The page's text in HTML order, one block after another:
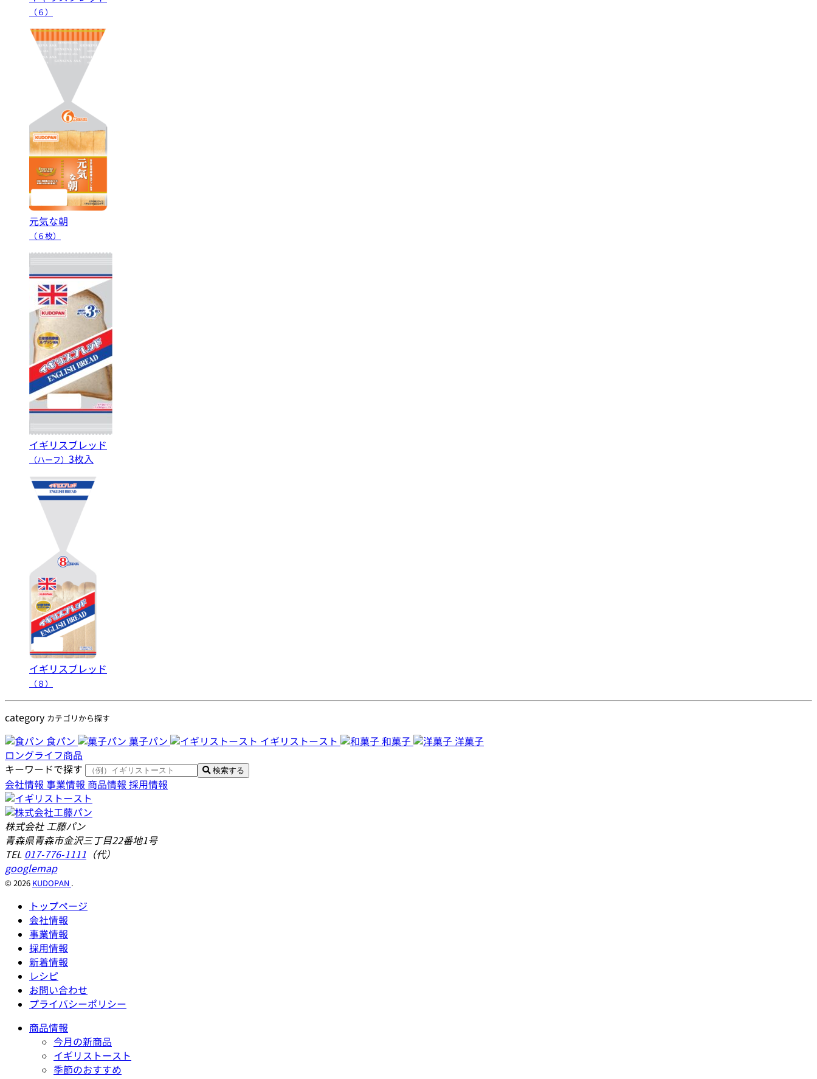
（６）
元気な朝
（６枚）
イギリスブレッド
（ハーフ） 3枚入
イギリスブレッド
（８）
category カテゴリから探す
食パン 菓子パン イギリストースト 和菓子
洋菓子
ロングライフ商品
キーワードで探す
検索する
会社情報 事業情報 商品情報 採用情報
株式会社 工藤パン
青森県青森市金沢三丁目22番地1号
TEL 017-776-1111 （代）
googlemap
© 2026 KUDOPAN .
トップページ
会社情報
事業情報
採用情報
新着情報
レシピ
お問い合わせ
プライバシーポリシー
商品情報
今月の新商品
イギリストースト
季節のおすすめ